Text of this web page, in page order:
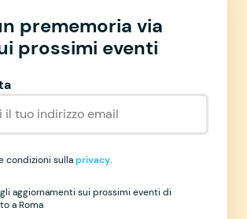
prememoria via
prossimi eventi
condizioni sullaprivacy.
aggiornamenti sui prossimi eventi di
a Roma